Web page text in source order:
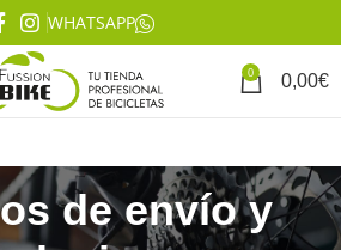
WHATSAPP
0 0,00€
de envío y